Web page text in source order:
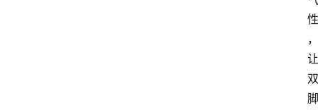
性
，
让
双
脚